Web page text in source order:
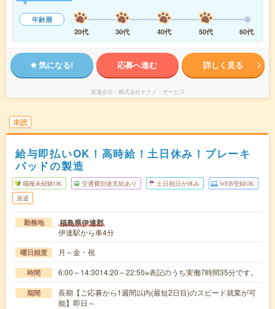
年齢層
20代
30代 40代 50代 60代
気になる! 応募へ進む 詳しく見る
派遣会社 株式会社テクノ・サービス
未読
給与即払いOK！高時給！土日休み！ブレーキ
パッドの製造
職種未経験OK 交通費別途支給あり 土日祝日が休み WEB登録OK
派遣
勤務地 福島県伊達郡
伊達駅から車4分
曜日頻度 月～金・祝
時間 6:00～14:3014:20～22:50※表記のうち実働7時間35分です。
期間
長期【ご応募から1週間以内(最短2日目)のスピード就業が可
能】即日～